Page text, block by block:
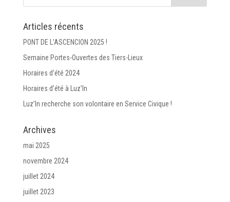
Articles récents
PONT DE L’ASCENCION 2025 !
Semaine Portes-Ouvertes des Tiers-Lieux
Horaires d’été 2024
Horaires d’été à Luz’In
Luz’In recherche son volontaire en Service Civique !
Archives
mai 2025
novembre 2024
juillet 2024
juillet 2023